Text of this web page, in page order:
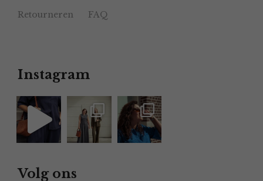
Retourneren FAQ
Instagram
Volg ons